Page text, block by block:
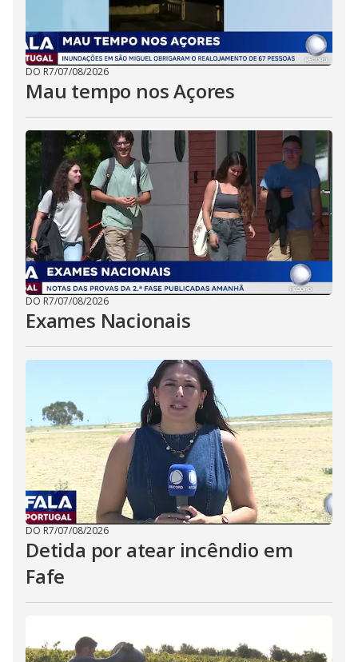
DO R7/07/08/2026
Mau tempo nos Açores
DO R7/07/08/2026
Exames Nacionais
DO R7/07/08/2026
Detida por atear incêndio em
Fafe